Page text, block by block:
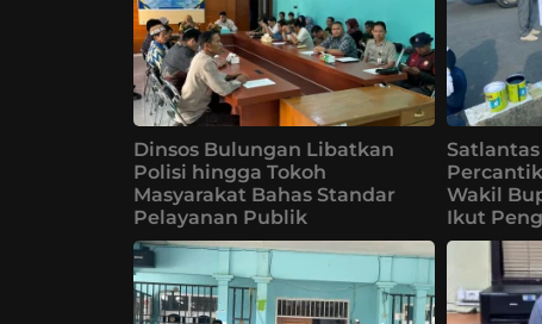
Dinsos Bulungan Libatkan
Polisi hingga Tokoh
Masyarakat Bahas Standar
Pelayanan Publik
Wakil
Ikut